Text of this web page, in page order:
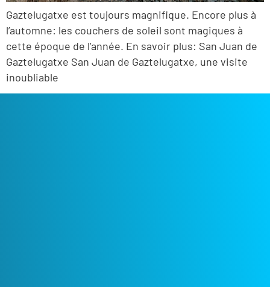
Gaztelugatxe est toujours magnifique. Encore plus à
l’automne: les couchers de soleil sont magiques à
cette époque de l’année. En savoir plus: San Juan de
Gaztelugatxe San Juan de Gaztelugatxe, une visite
inoubliable